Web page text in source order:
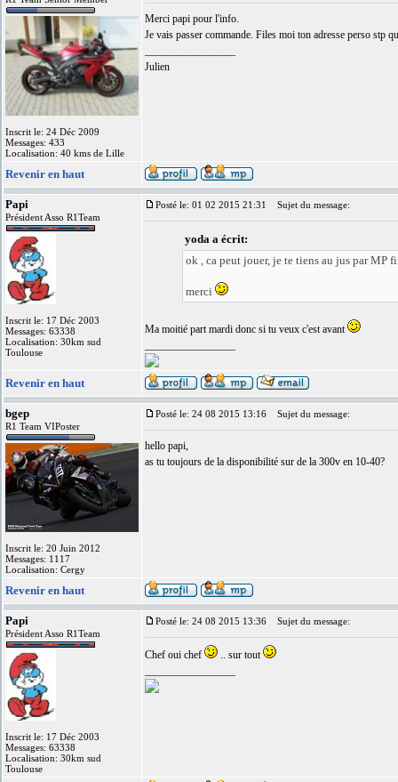
Inscrit le: 24 Déc 2009
Messages: 433
Localisation: 40 kms de Lille
Merci papi pour l'info.
Je vais passer commande. Files moi ton adresse perso stp
Julien
Revenir en haut
Papi
Président Asso R1Team
Inscrit le: 17 Déc 2003
Messages: 63338
Localisation: 30km sud
Toulouse
Posté le: 01 02 2015 21:31 Sujet du message:
yoda a écrit:
ok , ca peut jouer, je te tiens au jus par MP
merci
Ma moitié part mardi donc si tu veux c'est avant
Revenir en haut
bgep
R1 Team VIPoster
Inscrit le: 20 Juin 2012
Messages: 1117
Localisation: Cergy
Posté le: 24 08 2015 13:16 Sujet du message:
hello papi,
as tu toujours de la disponibilité sur de la 300v en 10-40?
Revenir en haut
Papi
Président Asso R1Team
Inscrit le: 17 Déc 2003
Messages: 63338
Localisation: 30km sud
Toulouse
Posté le: 24 08 2015 13:36 Sujet du message:
Chef oui chef
.. sur tout